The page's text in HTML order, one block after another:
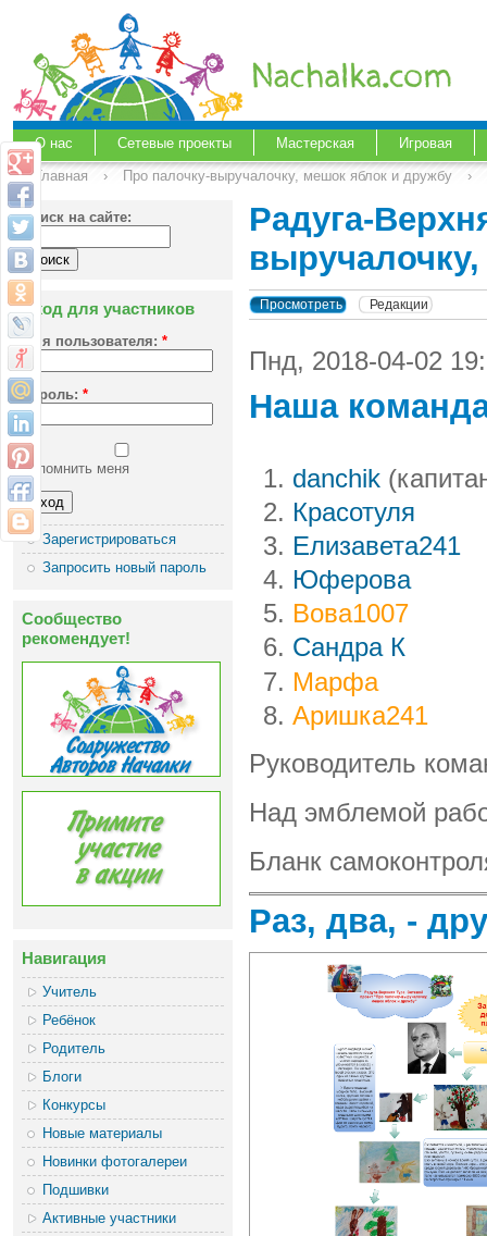
О нас Сетевые проекты Мастерская
Игровая
Главная
› Про палочку-выручалочку, мешок яблок и дружбу ›
Поиск на сайте:
Вход для участников
Имя пользователя: *
Пароль: *
Запомнить меня
Зарегистрироваться
Запросить новый пароль
Сообщество
рекомендует!
Навигация
Учитель
Ребёнок
Родитель
Блоги
Конкурсы
Новые материалы
Новинки фотогалереи
Подшивки
Активные участники
Радуга-
Просмотреть Редакции
Пнд, 2018-04-02
Наша
danchik
Красотуля
Елизавета241
Юферова
Вова1007
Сандра К
Марфа
Аришка241
Руководитель
Над эмблемой
Бланк
Раз, два, -